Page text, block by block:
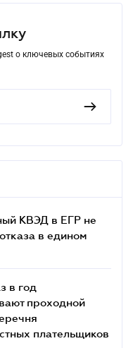
о ключевых событиях
КВЭД в ЕГР не
в едином
в год
проходной
плательщиков